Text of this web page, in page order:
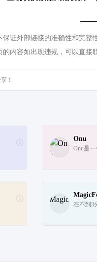
证外部链接的准确性和完整
内容如出现违规，可以直接
！
Onu
Onu是一
在不到3